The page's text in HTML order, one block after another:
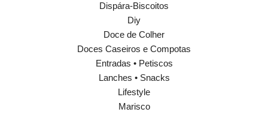
Dispára-Biscoitos
Diy
Doce de Colher
Doces Caseiros e Compotas
Entradas • Petiscos
Lanches • Snacks
Lifestyle
Marisco